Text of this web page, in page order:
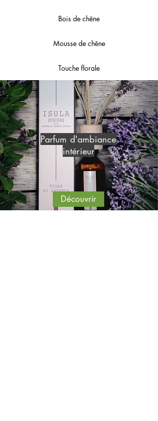
Bois de chêne
Mousse de chêne
Touche florale
Parfum d'ambiance
intérieur
Découvrir